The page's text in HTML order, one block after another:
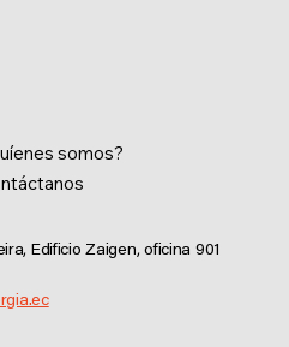
Edificio Zaigen,oficina 901
somos?